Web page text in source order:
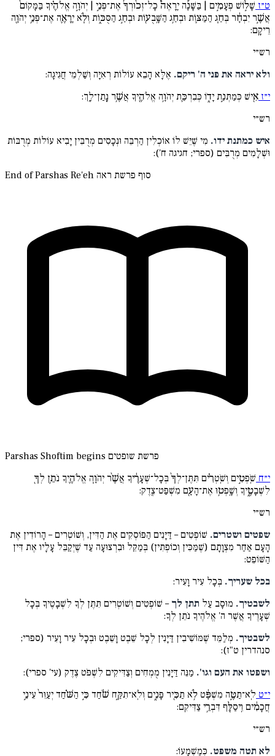
ט״ז שָׁל֣וֹשׁ פְּעָמִ֣ים | בַּשָּׁנָ֡ה יֵֽרָאֶה֩ כָל־זְכ֨וּרְךָ֜ אֶת־פְּנֵ֣י | יְהֹוָ֣ה אֱלֹהֶ֗יךָ בַּמָּקוֹם֙
אֲשֶׁ֣ר יִבְחָ֔ר בְּחַ֧ג הַמַּצּ֛וֹת וּבְחַ֥ג הַשָּֽׁבֻע֖וֹת וּבְחַ֣ג הַסֻּכּ֑וֹת וְלֹ֧א יֵֽרָאֶ֛ה אֶת־פְּנֵ֥י יְהֹוָ֖ה
רֵיקָֽם:
רש״י
ולא יראה את פני ה' ריקם. אֶלָּא הָבֵא עוֹלוֹת רְאִיָּה וְשַׁלְמֵי חֲגִיגָה:
י״ז אִ֖ישׁ כְּמַתְּנַ֣ת יָד֑וֹ כְּבִרְכַּ֛ת יְהֹוָ֥ה אֱלֹהֶ֖יךָ אֲשֶׁ֥ר נָֽתַן־לָֽךְ:
רש״י
איש כמתנת ידו. מִי שֶׁיֵּשׁ לוֹ אוֹכְלִין הַרְבֵּה וּנְכָסִים מְרֻבִּין יָבִיא עוֹלוֹת מְרֻבּוֹת
וּשְׁלָמִים מְרֻבִּים (ספרי; חגיגה ח'):
End of Parshas Re'eh סוף פרשת ראה
Parshas Shoftim begins פרשת שופטים
י״ח שֹֽׁפְטִ֣ים וְשֹֽׁטְרִ֗ים תִּתֶּן־לְךָ֙ בְּכָל־שְׁעָרֶ֔יךָ אֲשֶׁ֨ר יְהֹוָ֧ה אֱלֹהֶ֛יךָ נֹתֵ֥ן לְךָ֖
לִשְׁבָטֶ֑יךָ וְשָֽׁפְט֥וּ אֶת־הָעָ֖ם מִשְׁפַּט־צֶֽדֶק:
רש״י
שפטים ושטרים. שׁוֹפְטִים – דַּיָּנִים הַפּוֹסְקִים אֶת הַדִּין, וְשׁוֹטְרִים – הָרוֹדִין אֶת
הָעָם אַחַר מִצְוָתָם (שֶׁמַּכִּין וְכוֹפְתִין) בְּמַקֵּל וּבִרְצוּעָה עַד שֶׁיְּקַבֵּל עָלָיו אֶת דִּין
הַשּׁוֹפֵט:
בכל שעריך. בְּכָל עִיר וָעִיר:
לשבטיך. מוּסָב עַל תתן לך – שׁוֹפְטִים וְשׁוֹטְרִים תִּתֶּן לְךָ לִשְׁבָטֶיךָ בְּכָל
שְׁעָרֶיךָ אֲשֶׁר ה' אֱלֹהֶיךָ נֹתֵן לְךָ:
לשבטיך. מְלַמֵּד שֶׁמּוֹשִׁיבִין דַּיָּנִין לְכָל שֵׁבֶט וָשֵׁבֶט וּבְכָל עִיר וָעִיר (ספרי;
סנהדרין ט"ז):
ושפטו את העם וגו'. מַנֵּה דַּיָּנִין מֻמְחִים וְצַדִּיקִים לִשְׁפֹּט צֶדֶק (עי' ספרי):
י״ט לֹֽא־תַטֶּ֣ה מִשְׁפָּ֔ט לֹ֥א תַכִּ֖יר פָּנִ֑ים וְלֹֽא־תִקַּ֣ח שֹׁ֔חַד כִּ֣י הַשֹּׁ֗חַד יְעַוֵּר֙ עֵינֵ֣י
חֲכָמִ֔ים וִֽיסַלֵּ֖ף דִּבְרֵ֥י צַדִּיקִֽם:
רש״י
לא תטה משפט. כְּמַשְׁמָעוֹ: